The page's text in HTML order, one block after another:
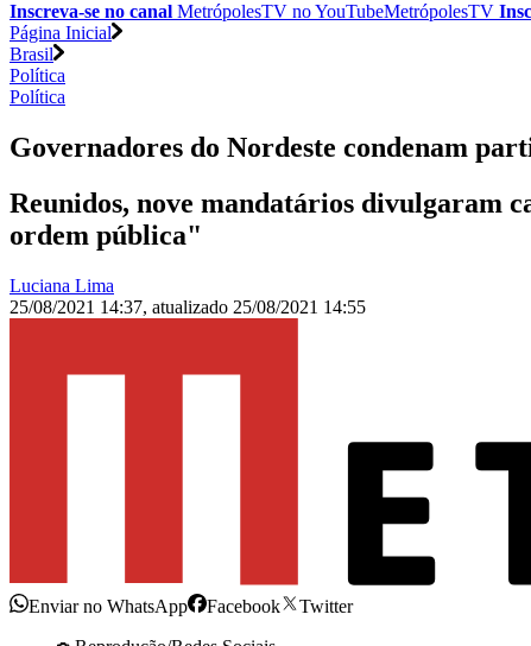
Inscreva-se no canal MetrópolesTV noYouTubeMetrópolesTV
Página Inicial
Brasil
Política
Política
Governadores do Nordeste condenam
Reunidos, nove mandatários divulgaram
ordem pública"
Luciana Lima
25/08/2021 14:37, atualizado 25/08/2021 14:55
Enviar no WhatsApp Facebook
Twitter